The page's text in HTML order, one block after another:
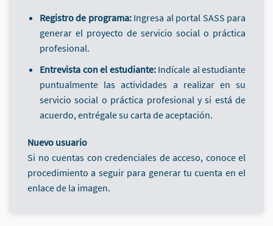
Registro de programa:Ingresa al portal SASS para
generar el proyecto de servicio social o práctica
profesional.
Entrevista con el estudiante:Indícale al estudiante
puntualmente las actividades a realizar en su
servicio social o práctica profesional y si está de
acuerdo, entrégale su carta de aceptación.
Nuevo usuario
Si no cuentas con credenciales de acceso, conoce el
procedimiento a seguir para generar tu cuenta en el
enlace de la imagen.